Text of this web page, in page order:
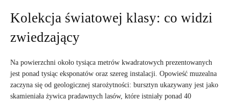
Kolekcja światowej klasy: co widzi
zwiedzający
Na powierzchni około tysiąca metrów kwadratowych prezentowanych
jest ponad tysiąc eksponatów oraz szereg instalacji. Opowieść muzealna
zaczyna się od geologicznej starożytności: bursztyn ukazywany jest jako
skamieniała żywica pradawnych lasów, które istniały ponad 40